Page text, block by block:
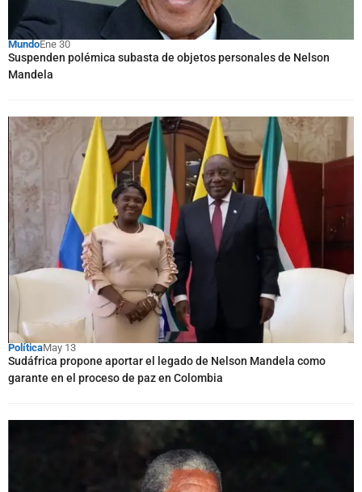
MundoEne 30
Suspenden polémica subasta de objetos personales de Nelson
Mandela
PolíticaMay 13
Sudáfrica propone aportar el legado de Nelson Mandela como
garante en el proceso de paz en Colombia